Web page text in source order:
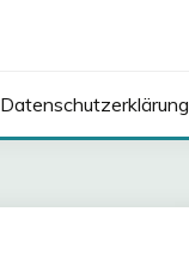
Datenschutzerklärung